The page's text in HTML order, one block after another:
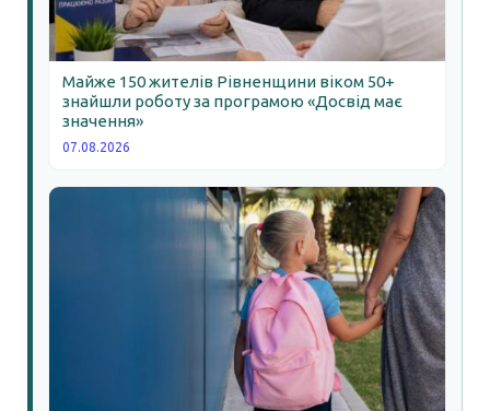
Майже 150 жителів Рівненщини віком 50+
знайшли роботу за програмою «Досвід має
значення»
07.08.2026